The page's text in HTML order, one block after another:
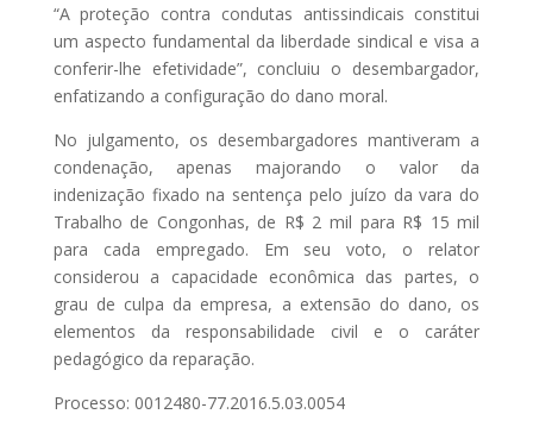
“A proteção contra condutas antissindicais constitui
um aspecto fundamental da liberdade sindical e visa a
conferir-lhe efetividade”, concluiu o desembargador,
enfatizando a configuração do dano moral.
No julgamento, os desembargadores mantiveram a
condenação, apenas majorando o valor da
indenização fixado na sentença pelo juízo da vara do
Trabalho de Congonhas, de R$ 2 mil para R$ 15 mil
para cada empregado. Em seu voto, o relator
considerou a capacidade econômica das partes, o
grau de culpa da empresa, a extensão do dano, os
elementos da responsabilidade civil e o caráter
pedagógico da reparação.
Processo: 0012480-77.2016.5.03.0054